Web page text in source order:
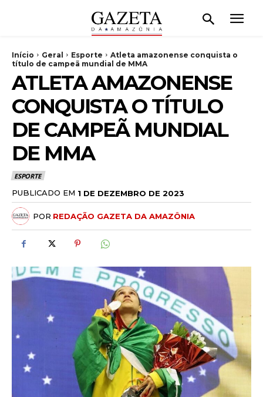
Início Geral Esporte
Atleta amazonense conquista o
título de campeã mundial de MMA
ATLETA AMAZONENSE
CONQUISTA O TÍTULO
DE CAMPEÃ MUNDIAL
DE MMA
ESPORTE
PUBLICADO EM 1 DE DEZEMBRO DE 2023
POR REDAÇÃO GAZETA DA AMAZÔNIA